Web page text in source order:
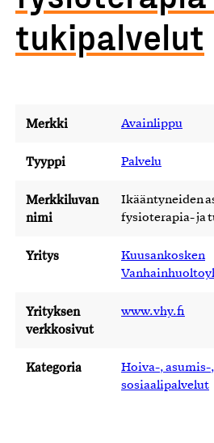
tukipalvelut
Merkki Avainlippu
Tyyppi Palvelu
Merkkiluvan
nimi
Ikääntyneiden
fysioterapia- ja
Yritys
Kuusankosken
Yrityksen
verkkosivut
www.vhy.fi
Kategoria
Hoiva-,
sosiaalipalvelut